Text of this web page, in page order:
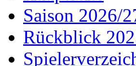
Saison 2026/
Rückblick